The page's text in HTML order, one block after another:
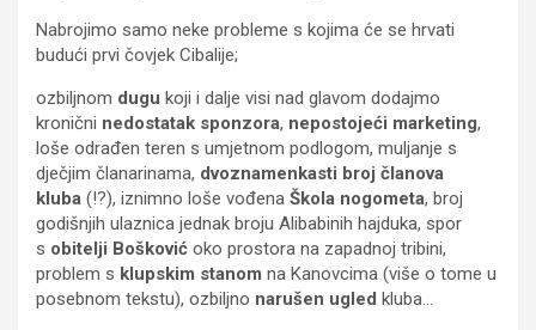
Nabrojimo samo neke probleme s kojima će se hrvati
budući prvi čovjek Cibalije;
ozbiljnom dugu koji i dalje visi nad glavom dodajmo
kronični nedostatak sponzora, nepostojeći marketing,
loše odrađen teren s umjetnom podlogom, muljanje s
dječjim članarinama, dvoznamenkasti broj članova
kluba (!?), iznimno loše vođena Škola nogometa, broj
godišnjih ulaznica jednak broju Alibabinih hajduka, spor
s obitelji Bošković oko prostora na zapadnoj tribini,
problem s klupskim stanom na Kanovcima (više o tome u
posebnom tekstu), ozbiljno narušen ugled kluba…